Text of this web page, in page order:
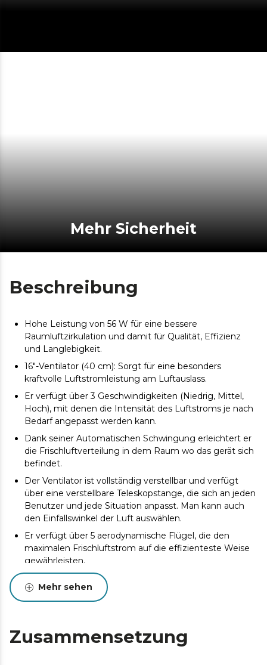
Mehr Sicherheit
Beschreibung
Hohe Leistung von 56 W für eine bessere
Raumluftzirkulation und damit für Qualität, Effizienz
und Langlebigkeit.
16"-Ventilator (40 cm): Sorgt für eine besonders
kraftvolle Luftstromleistung am Luftauslass.
Er verfügt über 3 Geschwindigkeiten (Niedrig, Mittel,
Hoch), mit denen die Intensität des Luftstroms je nach
Bedarf angepasst werden kann.
Dank seiner Automatischen Schwingung erleichtert er
die Frischluftverteilung in dem Raum wo das gerät sich
befindet.
Der Ventilator ist vollständig verstellbar und verfügt
über eine verstellbare Teleskopstange, die sich an jeden
Benutzer und jede Situation anpasst. Man kann auch
den Einfallswinkel der Luft auswählen.
Er verfügt über 5 aerodynamische Flügel, die den
maximalen Frischluftstrom auf die effizienteste Weise
gewährleisten.
Maximale Sicherheit durch den stabilen und
standfesten Sockel und das Gitter, das verhindert, dass
die Finger in den Ventilator gelangen.
Mehr sehen
Zusammensetzung